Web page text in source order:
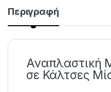
Περιγραφή
Αναπλαστική
σε Κάλτσες